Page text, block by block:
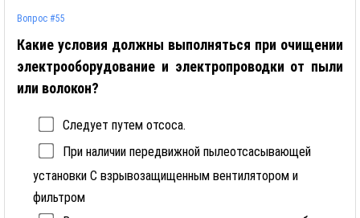
Вопрос #55
Какие условия должны выполняться при очищении
электрооборудование и электропроводки от пыли
или волокон?
Следует путем отсоса.
При наличии передвижной пылеотсасывающей
установки С взрывозащищенным вентилятором и
фильтром